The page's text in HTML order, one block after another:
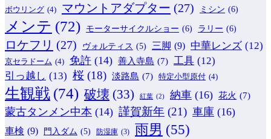
ボウリング (4) マウントアダプター (27) ミシン (6)
メンテ (72) モーターサイクルショー (6) ラリー (6)
ロケフリ (27) ヴォルティス (5) 三脚 (9) 中華レンズ (12)
京セラドーム (4) 免許 (14) 善入寺島 (7) 工具 (12)
引っ越し (13) 桜 (18) 淡路島 (7) 特定小型原付 (4)
生観戦 (74) 破壊 (33) 紅葉 (2) 納車 (16) 花火 (7)
蒙古タンメン中本 (14) 謹賀新年 (21) 車庫 (16)
車検 (9) 門入ダム (5) 防湿庫 (3) 雨男 (55)